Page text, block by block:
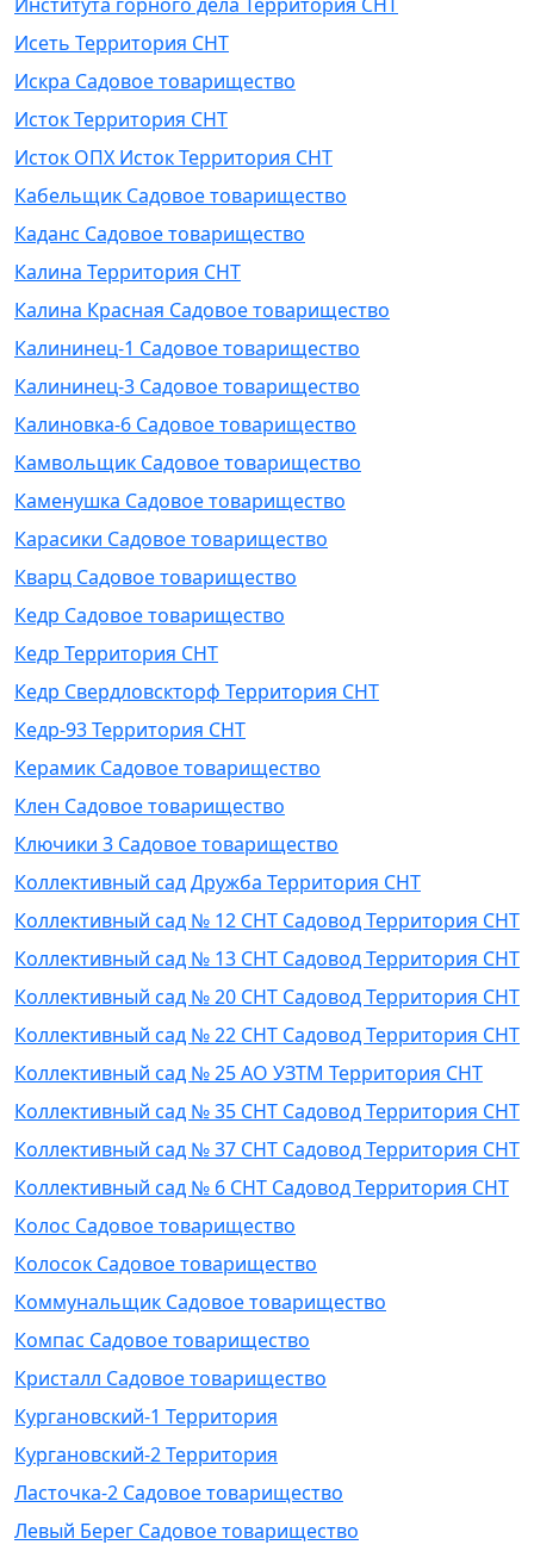
Исеть Территория СНТ
Искра Садовое товарищество
Исток Территория СНТ
Исток ОПХ Исток Территория СНТ
Кабельщик Садовое товарищество
Каданс Садовое товарищество
Калина Территория СНТ
Калина Красная Садовое товарищество
Калининец-1 Садовое товарищество
Калининец-3 Садовое товарищество
Калиновка-6 Садовое товарищество
Камвольщик Садовое товарищество
Каменушка Садовое товарищество
Карасики Садовое товарищество
Кварц Садовое товарищество
Кедр Садовое товарищество
Кедр Территория СНТ
Кедр Свердловскторф Территория СНТ
Кедр-93 Территория СНТ
Керамик Садовое товарищество
Клен Садовое товарищество
Ключики 3 Садовое товарищество
Коллективный сад Дружба Территория СНТ
Коллективный сад № 12 СНТ Садовод Территория СНТ
Коллективный сад № 13 СНТ Садовод Территория СНТ
Коллективный сад № 20 СНТ Садовод Территория СНТ
Коллективный сад № 22 СНТ Садовод Территория СНТ
Коллективный сад № 25 АО УЗТМ Территория СНТ
Коллективный сад № 35 СНТ Садовод Территория СНТ
Коллективный сад № 37 СНТ Садовод Территория СНТ
Коллективный сад № 6 СНТ Садовод Территория СНТ
Колос Садовое товарищество
Колосок Садовое товарищество
Коммунальщик Садовое товарищество
Компас Садовое товарищество
Кристалл Садовое товарищество
Кургановский-1 Территория
Кургановский-2 Территория
Ласточка-2 Садовое товарищество
Левый Берег Садовое товарищество